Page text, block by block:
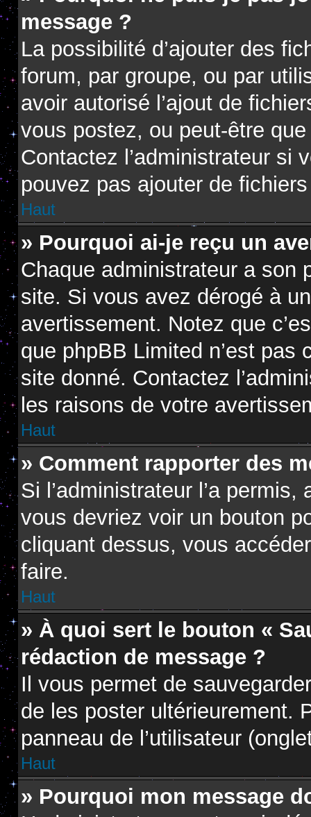
message ?
La possibilité d’ajouter des
forum, par groupe, ou par
avoir autorisé l’ajout de
vous postez, ou peut-être
Contactez l’administrateur si
pouvez pas ajouter de
Haut
» Pourquoi ai-je reçu un
Chaque administrateur a son
site. Si vous avez dérogé à
avertissement. Notez que
que phpBB Limited n’est pas
site donné. Contactez
les raisons de votre
Haut
» Comment rapporter des
Si l’administrateur l’a
vous devriez voir un bouton
cliquant dessus, vous
faire.
Haut
» À quoi sert le bouton «
rédaction de message ?
Il vous permet de
de les poster ultérieurement.
panneau de l’utilisateur
Haut
» Pourquoi mon message